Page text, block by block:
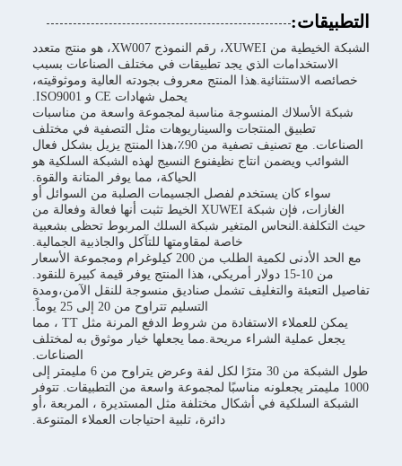
التطبيقات:
الشبكة الخيطية من XUWEI، رقم النموذج XW007، هو منتج متعدد
الاستخدامات الذي يجد تطبيقات في مختلف الصناعات بسبب
خصائصه الاستثنائية.هذا المنتج معروف بجودته العالية وموثوقيته،
يحمل شهادات CE و ISO9001.
شبكة الأسلاك المنسوجة مناسبة لمجموعة واسعة من مناسبات
تطبيق المنتجات والسيناريوهات مثل التصفية في مختلف
الصناعات. مع تصنيف تصفية من 90٪،هذا المنتج يزيل بشكل فعال
الشوائب ويضمن انتاج نظيفنوع النسيج لهذه الشبكة السلكية هو
الحياكة، مما يوفر المتانة والقوة.
سواء كان يستخدم لفصل الجسيمات الصلبة من السوائل أو
الغازات، فإن شبكة XUWEI الخيط تثبت أنها فعالة وفعالة من
حيث التكلفة.النحاس المتغير شبكة السلك المربوط تحظى بشعبية
خاصة لمقاومتها للتآكل والجاذبية الجمالية.
مع الحد الأدنى لكمية الطلب من 200 كيلوغرام ومجموعة الأسعار
من 10-15 دولار أمريكي، هذا المنتج يوفر قيمة كبيرة للنقود.
تفاصيل التعبئة والتغليف تشمل صناديق منسوجة للنقل الآمن،ومدة
التسليم تتراوح من 20 إلى 25 يوماً.
يمكن للعملاء الاستفادة من شروط الدفع المرنة مثل TT ، مما
يجعل عملية الشراء مريحة.مما يجعلها خيار موثوق به لمختلف
الصناعات.
طول الشبكة من 30 مترًا لكل لفة وعرض يتراوح من 6 مليمتر إلى
1000 مليمتر يجعلونه مناسبًا لمجموعة واسعة من التطبيقات. تتوفر
الشبكة السلكية في أشكال مختلفة مثل المستديرة ، المربعة ،أو
دائرة، تلبية احتياجات العملاء المتنوعة.